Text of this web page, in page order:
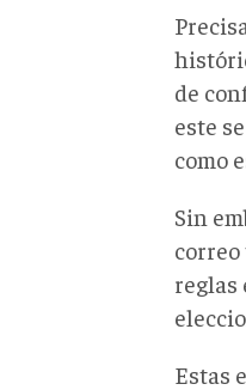
de
este
como
Sin
reglas
Estas